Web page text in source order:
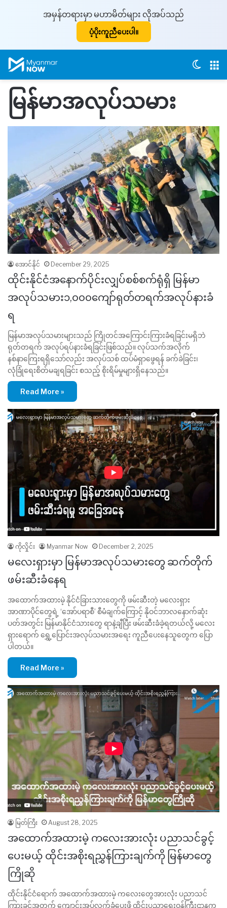
အမှန်တရားမှာ မဟာမိတ်များ လိုအပ်သည်
ပံ့ပိုးကူညီပေးပါ။
မြန်မာအလုပ်သမား
အောင်နိုင် December 29, 2025
ထိုင်းနိုင်ငံအနောက်ပိုင်းလျှပ်စစ်စက်ရုံရှိ မြန်မာ
အလုပ်သမား၁,၀၀၀ကျော်ရုတ်တရက်အလုပ်နားခံ
ရ
မြန်မာအလုပ်သမားများသည် ကြိုတင်အကြောင်းကြားခံရခြင်းမရှိဘဲ
ရုတ်တရက် အလုပ်ရပ်နားခံရခြင်းဖြစ်သည်။ လုပ်သက်အလိုက်
နစ်နာကြေးရရှိသော်လည်း အလုပ်သစ် ထပ်မံရှာဖွေရန် ခက်ခဲခြင်း၊
လုံခြုံရေးစိတ်မချရခြင်း စသည့် စိုးရိမ်မှုများရှိနေသည်။
Read More »
ကိုလှိုင်း Myanmar Now December 2, 2025
မလေးရှားမှာ မြန်မာအလုပ်သမားတွေ ဆက်တိုက်
ဖမ်းဆီးခံနေရ
အထောက်အထားမဲ့ နိုင်ငံခြားသားတွေကို ဖမ်းဆီးတဲ့ မလေးရှား
အာဏာပိုင်တွေရဲ့ ‘အော်ပရာစီ’ စီမံချက်ကြောင့် နိုဝင်ဘာလနောက်ဆုံး
ပတ်အတွင်း မြန်မာနိုင်ငံသားတွေ ရာနဲ့ချီပြီး ဖမ်းဆီးခံခဲ့ရတယ်လို့ မလေး
ရှားရောက် ရွှေ့ပြောင်းအလုပ်သမားအရေး ကူညီပေးနေသူတွေက ပြော
ပါတယ်။
Read More »
မြတ်ကြီး August 28, 2025
အထောက်အထားမဲ့ ကလေးအားလုံး ပညာသင်ခွင့်
ပေးမယ့် ထိုင်းအစိုးရညွှန်ကြားချက်ကို မြန်မာတွေ
ကြိုဆို
ထိုင်းနိုင်ငံရောက် အထောက်အထားမဲ့ ကလေးတွေအားလုံး ပညာသင်
ကြားခွင့်အတွက် ကျောင်းအပ်လက်ခံပေးဖို့ ထိုင်းပညာရေးဝန်ကြီးဌာနက